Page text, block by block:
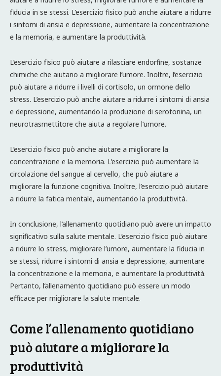
fiducia in se stessi. L’esercizio fisico può anche aiutare a ridurre
i sintomi di ansia e depressione, aumentare la concentrazione
e la memoria, e aumentare la produttività.
L’esercizio fisico può aiutare a rilasciare endorfine, sostanze
chimiche che aiutano a migliorare l’umore. Inoltre, l’esercizio
può aiutare a ridurre i livelli di cortisolo, un ormone dello
stress. L’esercizio può anche aiutare a ridurre i sintomi di ansia
e depressione, aumentando la produzione di serotonina, un
neurotrasmettitore che aiuta a regolare l’umore.
L’esercizio fisico può anche aiutare a migliorare la
concentrazione e la memoria. L’esercizio può aumentare la
circolazione del sangue al cervello, che può aiutare a
migliorare la funzione cognitiva. Inoltre, l’esercizio può aiutare
a ridurre la fatica mentale, aumentando la produttività.
In conclusione, l’allenamento quotidiano può avere un impatto
significativo sulla salute mentale. L’esercizio fisico può aiutare
a ridurre lo stress, migliorare l’umore, aumentare la fiducia in
se stessi, ridurre i sintomi di ansia e depressione, aumentare
la concentrazione e la memoria, e aumentare la produttività.
Pertanto, l’allenamento quotidiano può essere un modo
efficace per migliorare la salute mentale.
Come l’allenamento quotidiano
può aiutare a migliorare la
produttività